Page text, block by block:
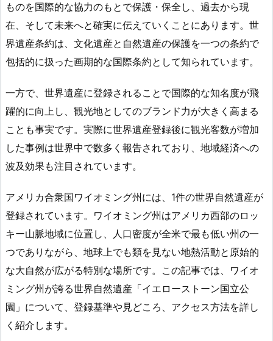
ものを国際的な協力のもとで保護・保全し、過去から現
在、そして未来へと確実に伝えていくことにあります。世
界遺産条約は、文化遺産と自然遺産の保護を一つの条約で
包括的に扱った画期的な国際条約として知られています。
一方で、世界遺産に登録されることで国際的な知名度が飛
躍的に向上し、観光地としてのブランド力が大きく高まる
ことも事実です。実際に世界遺産登録後に観光客数が増加
した事例は世界中で数多く報告されており、地域経済への
波及効果も注目されています。
アメリカ合衆国ワイオミング州には、1件の世界自然遺産が
登録されています。ワイオミング州はアメリカ西部のロッ
キー山脈地域に位置し、人口密度が全米で最も低い州の一
つでありながら、地球上でも類を見ない地熱活動と原始的
な大自然が広がる特別な場所です。この記事では、ワイオ
ミング州が誇る世界自然遺産「イエローストーン国立公
園」について、登録基準や見どころ、アクセス方法を詳し
く紹介します。